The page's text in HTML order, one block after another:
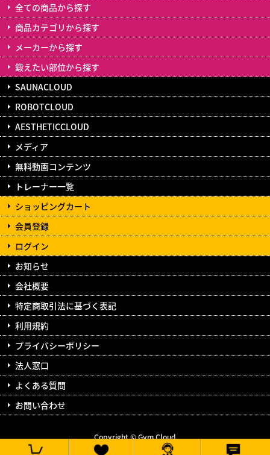
全ての商品から探す
商品カテゴリから探す
メーカーから探す
鍛えたい部位から探す
SAUNACLOUD
ROBOTCLOUD
AESTHETICCLOUD
メディア
無料動画コンテンツ
トレーナー一覧
ショッピングカート
会員登録
ログイン
お知らせ
会社概要
特定商取引法に基づく表記
利用規約
プライバシーポリシー
法人窓口
よくある質問
お問い合わせ
Copyright © Gym Cloud
All Rights Reserved.